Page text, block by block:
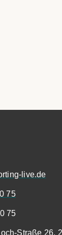
live.de
75
75
Straße 26,